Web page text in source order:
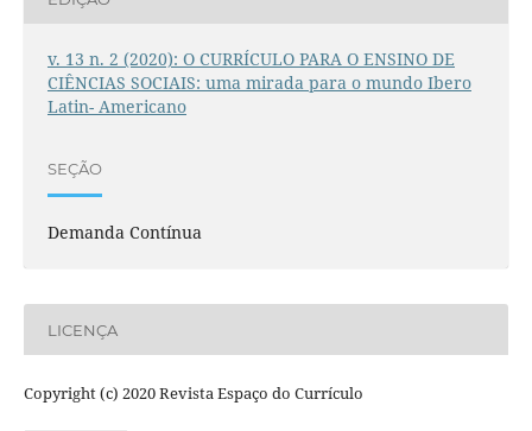
v. 13 n. 2 (2020): O CURRÍCULO PARA O ENSINO DE
CIÊNCIAS SOCIAIS: uma mirada para o mundo Ibero
Latin- Americano
SEÇÃO
Demanda Contínua
LICENÇA
Copyright (c) 2020 Revista Espaço do Currículo